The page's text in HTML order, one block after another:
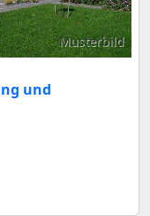
Musterbild
und